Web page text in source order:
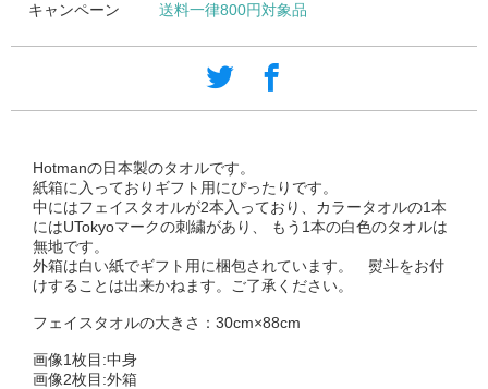
キャンペーン 送料一律800円対象品
Hotmanの日本製のタオルです。
紙箱に入っておりギフト用にぴったりです。
中にはフェイスタオルが2本入っており、カラータオルの1本
にはUTokyoマークの刺繍があり、 もう1本の白色のタオルは
無地です。
外箱は白い紙でギフト用に梱包されています。 熨斗をお付
けすることは出来かねます。ご了承ください。
フェイスタオルの大きさ：30cm×88cm
画像1枚目:中身
画像2枚目:外箱